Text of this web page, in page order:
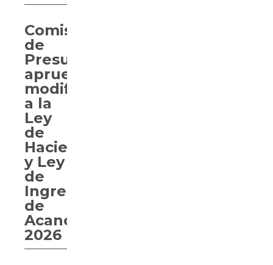
Comisión
de
Presupuesto
aprueba
modificaciones
a la
Ley
de
Hacienda
y Ley
de
Ingresos
de
Acanceh
2026